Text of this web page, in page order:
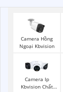
Camera Hồng
Ngoại Kbvision
Camera Ip
Kbvision Chất